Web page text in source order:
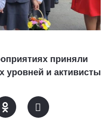
приняли
уровней и активисты